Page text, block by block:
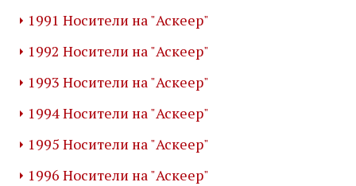
1991 Носители на "Аскеер"
1992 Носители на "Аскеер"
1993 Носители на "Аскеер"
1994 Носители на "Аскеер"
1995 Носители на "Аскеер"
1996 Носители на "Аскеер"